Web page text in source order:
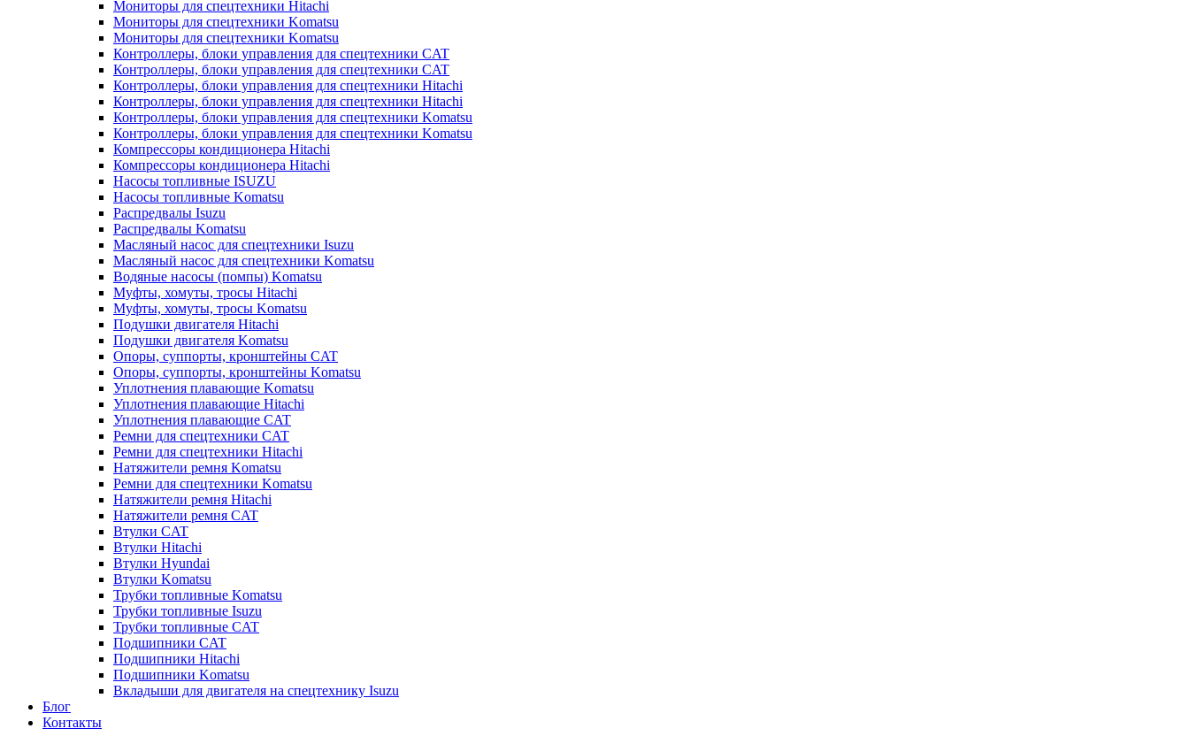
Мониторы для спецтехники Hitachi
Мониторы для спецтехники Komatsu
Мониторы для спецтехники Komatsu
Контроллеры, блоки управления для спецтехники CAT
Контроллеры, блоки управления для спецтехники CAT
Контроллеры, блоки управления для спецтехники Hitachi
Контроллеры, блоки управления для спецтехники Hitachi
Контроллеры, блоки управления для спецтехники Komatsu
Контроллеры, блоки управления для спецтехники Komatsu
Компрессоры кондиционера Hitachi
Компрессоры кондиционера Hitachi
Насосы топливные ISUZU
Насосы топливные Komatsu
Распредвалы Isuzu
Распредвалы Komatsu
Масляный насос для спецтехники Isuzu
Масляный насос для спецтехники Komatsu
Водяные насосы (помпы) Komatsu
Муфты, хомуты, тросы Hitachi
Муфты, хомуты, тросы Komatsu
Подушки двигателя Hitachi
Подушки двигателя Komatsu
Опоры, суппорты, кронштейны CAT
Опоры, суппорты, кронштейны Komatsu
Уплотнения плавающие Komatsu
Уплотнения плавающие Hitachi
Уплотнения плавающие CAT
Ремни для спецтехники CAT
Ремни для спецтехники Hitachi
Натяжители ремня Komatsu
Ремни для спецтехники Komatsu
Натяжители ремня Hitachi
Натяжители ремня CAT
Втулки CAT
Втулки Hitachi
Втулки Hyundai
Втулки Komatsu
Трубки топливные Komatsu
Трубки топливные Isuzu
Трубки топливные CAT
Подшипники CAT
Подшипники Hitachi
Подшипники Komatsu
Вкладыши для двигателя на спецтехнику Isuzu
Блог
Контакты